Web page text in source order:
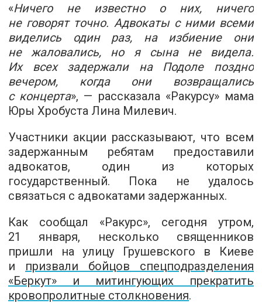
«Ничего не известно о них, ничего
не говорят точно. Адвокаты с ними всеми
виделись один раз, на избиение они
не жаловались, но я сына не видела.
Их всех задержали на Подоле поздно
вечером, когда они возвращались
с концерта», — рассказала «Ракурсу» мама
Юры Хробуста Лина Милевич.
Участники акции рассказывают, что всем
задержанным ребятам предоставили
адвокатов, один из которых
государственный. Пока не удалось
связаться с адвокатами задержанных.
Как сообщал «Ракурс», сегодня утром,
21 января, несколько священников
пришли на улицу Грушевского в Киеве
и призвали бойцов спецподразделения
«Беркут» и митингующих прекратить
кровопролитные столкновения.